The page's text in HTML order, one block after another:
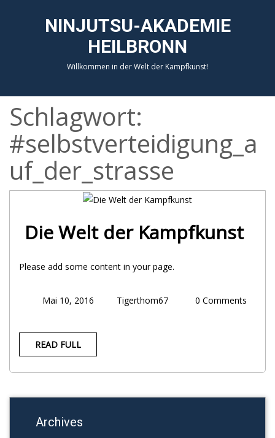
NINJUTSU-AKADEMIE
HEILBRONN
Willkommen in der Welt der Kampfkunst!
Schlagwort:
#selbstverteidigung_a
uf_der_strasse
Die Welt der Kampfkunst
Please add some content in your page.
Mai 10, 2016 Tigerthom67 0 Comments
READ FULL
Archives